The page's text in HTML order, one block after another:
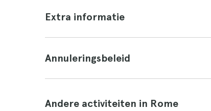
Extra informatie
Annuleringsbeleid
Andere activiteiten in Rome